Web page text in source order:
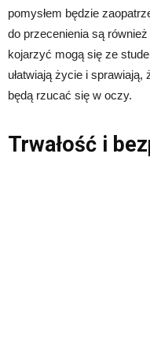
pomysłem będzie
do przecenienia są
kojarzyć mogą się ze
ułatwiają życie i
będą rzucać się w oczy.
Trwałość i